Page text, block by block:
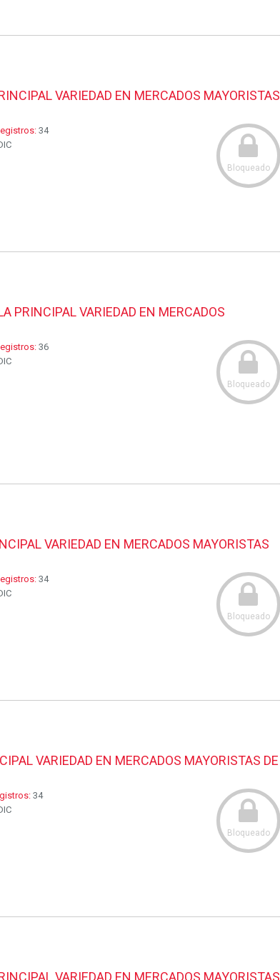
VARIEDAD EN MERCADOS MAYORISTAS
Bloqueado
34
PRINCIPAL VARIEDAD EN MERCADOS
Bloqueado
36
VARIEDAD EN MERCADOS MAYORISTAS
Bloqueado
34
VARIEDAD EN MERCADOS MAYORISTAS DE
Bloqueado
34
VARIEDAD EN MERCADOS MAYORISTAS